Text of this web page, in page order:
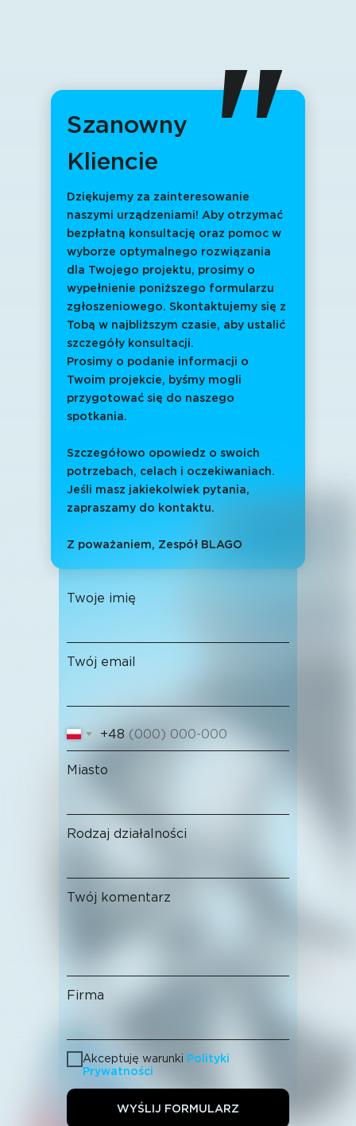
Szanowny
Kliencie
Dziękujemy za zainteresowanie
naszymi urządzeniami! Aby otrzymać
bezpłatną konsultację oraz pomoc w
wyborze optymalnego rozwiązania
dla Twojego projektu, prosimy o
wypełnienie poniższego formularzu
zgłoszeniowego. Skontaktujemy się z
Tobą w najbliższym czasie, aby ustalić
szczegóły konsultacji.
Prosimy o podanie informacji o
Twoim projekcie, byśmy mogli
przygotować się do naszego
spotkania.
Szczegółowo opowiedz o swoich
potrzebach, celach i oczekiwaniach.
Jeśli masz jakiekolwiek pytania,
zapraszamy do kontaktu.
Z poważaniem, Zespół BLAGO
Twoje imię
Twój email
+48
Miasto
Rodzaj działalności
Twój komentarz
Firma
Akceptuję warunki Polityki
Prywatności
WYŚLIJ FORMULARZ
"